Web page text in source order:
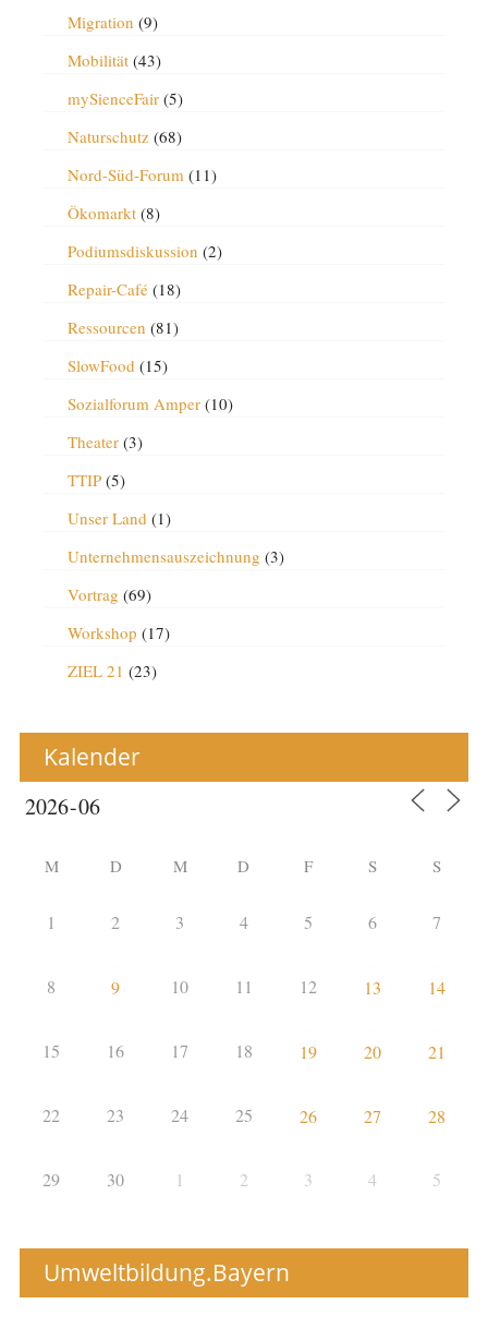
Migration (9)
Mobilität(43)
mySienceFair(5)
Naturschutz(68)
Nord-Süd-Forum (11)
Ökomarkt(8)
Podiumsdiskussion (2)
Repair-Café(18)
Ressourcen (81)
SlowFood (15)
Sozialforum Amper(10)
Theater(3)
TTIP(5)
Unser Land (1)
Unternehmensauszeichnung (3)
Vortrag (69)
Workshop (17)
ZIEL 21 (23)
Kalender
M D M D F S S
1 2 3 4 5 6 7
8 9 10 11 12 13 14
15 16 17 18 19 20 21
22 23 24 25 26 27 28
29 30 1 2 3 4 5
Umweltbildung.Bayern